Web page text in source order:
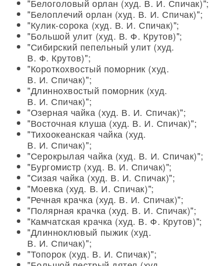
"Белоголовый орлан (худ. В. И. Спичак)";
"Белоплечий орлан (худ. В. И. Спичак)";
"Кулик-сорока (худ. В. И. Спичак)";
"Большой улит (худ. В. Ф. Крутов)";
"Сибирский пепельный улит (худ.
В. Ф. Крутов)";
"Короткохвостый поморник (худ.
В. И. Спичак)";
"Длиннохвостый поморник (худ.
В. И. Спичак)";
"Озерная чайка (худ. В. И. Спичак)";
"Восточная клуша (худ. В. И. Спичак)";
"Тихоокеанская чайка (худ.
В. И. Спичак)";
"Серокрылая чайка (худ. В. И. Спичак)";
"Бургомистр (худ. В. И. Спичак)";
"Сизая чайка (худ. В. И. Спичак)";
"Моевка (худ. В. И. Спичак)";
"Речная крачка (худ. В. И. Спичак)";
"Полярная крачка (худ. В. И. Спичак)";
"Камчатская крачка (худ. В. Ф. Крутов)";
"Длинноклювый пыжик (худ.
В. И. Спичак)";
"Топорок (худ. В. И. Спичак)";